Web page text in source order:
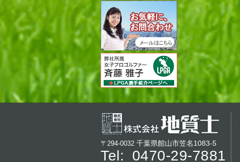
〒294-0032 千葉県館山市笠名1083-5
Tel: 0470-29-7881